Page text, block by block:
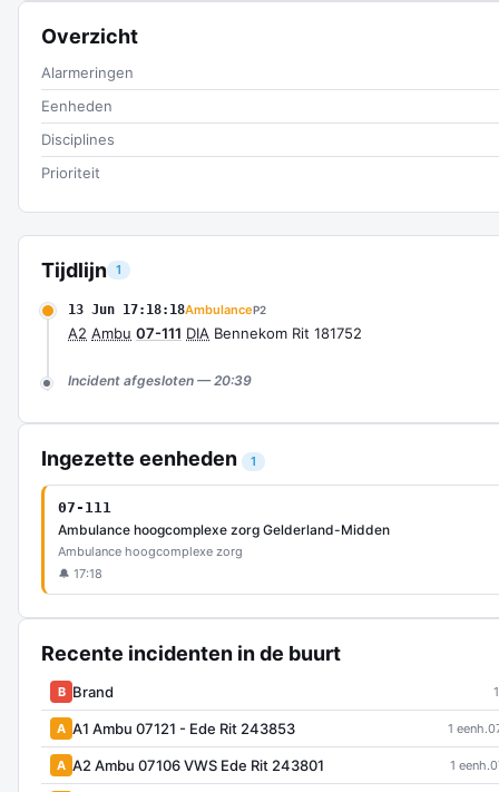
Tijdlijn 1
13 Jun 17:18:18AmbulanceP2
A2 Ambu 07-111 DIA Bennekom Rit 181752
Incident afgesloten — 20:39
Ingezette eenheden 1
07-111
Ambulance hoogcomplexe zorg Gelderland-Midden
Ambulance hoogcomplexe zorg
🔔 17:18
Recente incidenten in de buurt
B Brand
A A1 Ambu 07121 - Ede Rit 243853 1 eenh.
A A2 Ambu 07106 VWS Ede Rit 243801 1 eenh.
Overzicht
Alarmeringen
Eenheden
Disciplines
Prioriteit